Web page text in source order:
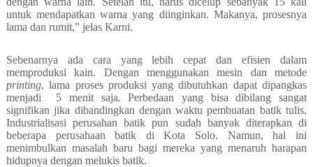
untuk mendapatkan warna yang diinginkan. Makanya, prosesnya
lama dan rumit,” jelas Karni.
Sebenarnya ada cara yang lebih cepat dan efisien dalam
memproduksi kain. Dengan menggunakan mesin dan metode
printing, lama proses produksi yang dibutuhkan dapat dipangkas
menjadi
5 menit saja. Perbedaan yang bisa dibilang sangat
signifikan jika dibandingkan dengan waktu pembuatan batik tulis.
Industrialisasi perusahan batik pun sudah banyak diterapkan di
beberapa perusahaan batik di Kota Solo. Namun, hal ini
menimbulkan masalah baru bagi mereka yang menaruh harapan
hidupnya dengan melukis batik.